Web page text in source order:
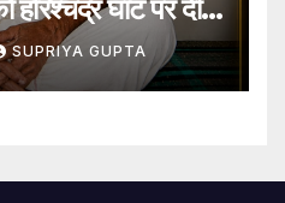
घाट पर दी
SUPRIYA GUPTA